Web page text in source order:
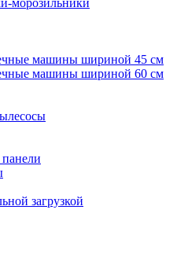
морозильники
машины шириной 45 см
машины шириной 60 см
загрузкой